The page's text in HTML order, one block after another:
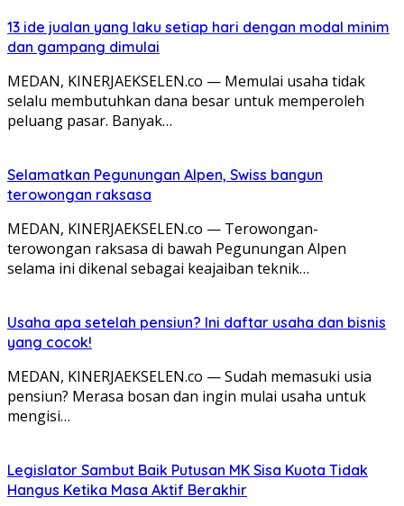
13 ide jualan yang laku setiap hari dengan modal minim
dan gampang dimulai
MEDAN, KINERJAEKSELEN.co — Memulai usaha tidak
selalu membutuhkan dana besar untuk memperoleh
peluang pasar. Banyak…
Selamatkan Pegunungan Alpen, Swiss bangun
terowongan raksasa
MEDAN, KINERJAEKSELEN.co — Terowongan-
terowongan raksasa di bawah Pegunungan Alpen
selama ini dikenal sebagai keajaiban teknik…
Usaha apa setelah pensiun? Ini daftar usaha dan bisnis
yang cocok!
MEDAN, KINERJAEKSELEN.co — Sudah memasuki usia
pensiun? Merasa bosan dan ingin mulai usaha untuk
mengisi…
Legislator Sambut Baik Putusan MK Sisa Kuota Tidak
Hangus Ketika Masa Aktif Berakhir